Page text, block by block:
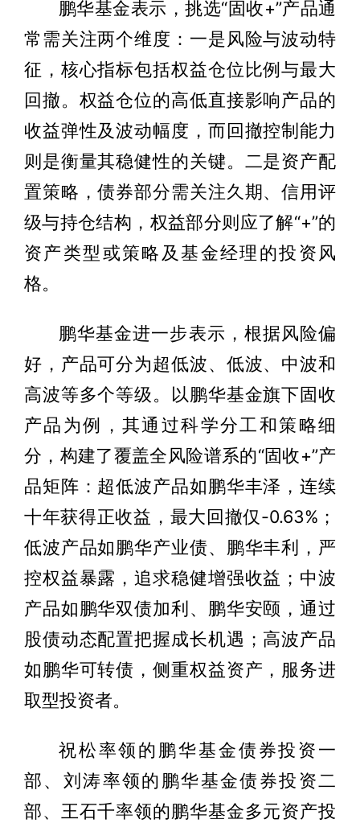
鹏华基金表示，挑选“固收+”产品通
常需关注两个维度：一是风险与波动特
征，核心指标包括权益仓位比例与最大
回撤。权益仓位的高低直接影响产品的
收益弹性及波动幅度，而回撤控制能力
则是衡量其稳健性的关键。二是资产配
置策略，债券部分需关注久期、信用评
级与持仓结构，权益部分则应了解“+”的
资产类型或策略及基金经理的投资风
格。
鹏华基金进一步表示，根据风险偏
好，产品可分为超低波、低波、中波和
高波等多个等级。以鹏华基金旗下固收
产品为例，其通过科学分工和策略细
分，构建了覆盖全风险谱系的“固收+”产
品矩阵：超低波产品如鹏华丰泽，连续
十年获得正收益，最大回撤仅-0.63%；
低波产品如鹏华产业债、鹏华丰利，严
控权益暴露，追求稳健增强收益；中波
产品如鹏华双债加利、鹏华安颐，通过
股债动态配置把握成长机遇；高波产品
如鹏华可转债，侧重权益资产，服务进
取型投资者。
祝松率领的鹏华基金债券投资一
部、刘涛率领的鹏华基金债券投资二
部、王石千率领的鹏华基金多元资产投